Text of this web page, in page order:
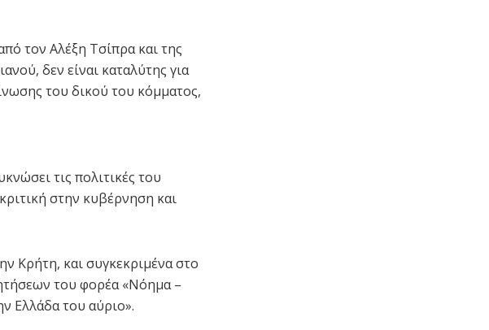
τον Αλέξη Τσίπρα και της
δεν είναι καταλύτης για
του δικού του κόμματος,
τις πολιτικές του
στην κυβέρνηση και
Κρήτη, και συγκεκριμένα στο
του φορέα «Νόημα –
Ελλάδα του αύριο».